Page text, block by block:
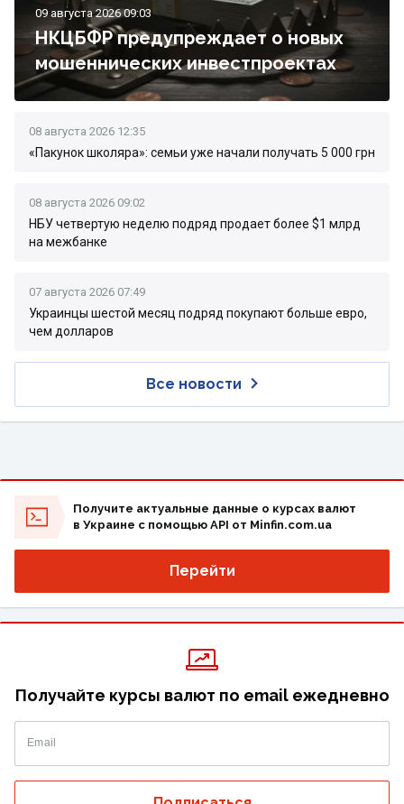
09 августа 2026 09:03
НКЦБФР предупреждает о новых
мошеннических инвестпроектах
08 августа 2026 12:35
«Пакунок школяра»: семьи уже начали получать 5 000 грн
08 августа 2026 09:02
НБУ четвертую неделю подряд продает более $1 млрд
на межбанке
07 августа 2026 07:49
Украинцы шестой месяц подряд покупают больше евро,
чем долларов
Все новости
Получите актуальные данные о курсах валют
в Украине с помощью API от Minfin.com.ua
Перейти
Получайте курсы валют по email ежедневно
Email